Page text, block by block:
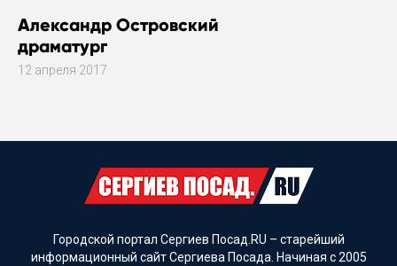
Александр Островский
драматург
12 апреля 2017
Городской портал Сергиев Посад.RU – старейший
информационный сайт Сергиева Посада. Начиная с 2005